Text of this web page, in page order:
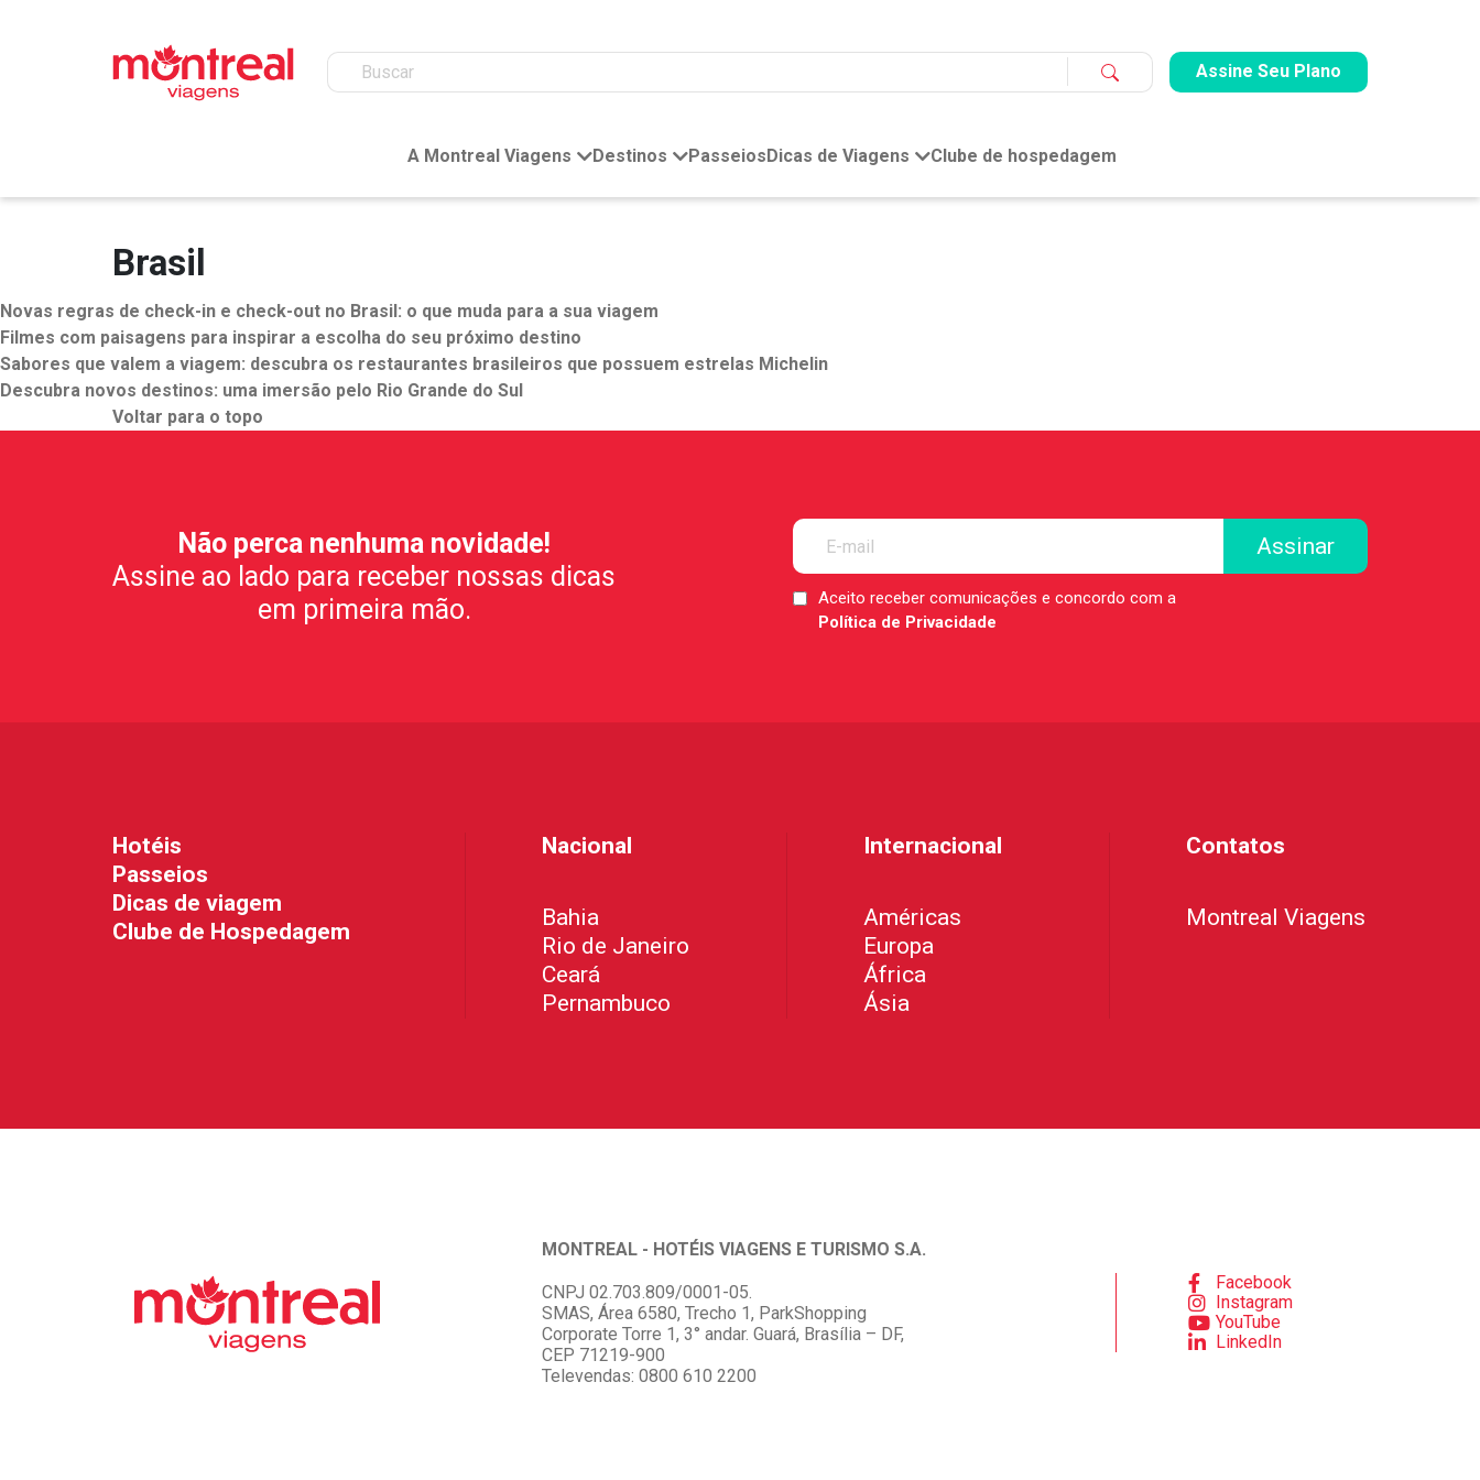
Assine Seu Plano
A Montreal Viagens Destinos Passeios Dicas de Viagens Clube de hospedagem
Brasil
Novas regras de check-in e check-out no Brasil: o que muda para a sua viagem
Filmes com paisagens para inspirar a escolha do seu próximo destino
Sabores que valem a viagem: descubra os restaurantes brasileiros que possuem estrelas Michelin
Descubra novos destinos: uma imersão pelo Rio Grande do Sul
Voltar para o topo
Não perca nenhuma novidade!
Assine ao lado para receber nossas dicas
em primeira mão.
LGPDAceito receber comunicações e concordo com a
Política de Privacidade
Hotéis
Passeios
Dicas de viagem
Clube de Hospedagem
Nacional
Bahia
Rio de Janeiro
Ceará
Pernambuco
Internacional
Américas
Europa
África
Ásia
Contatos
Montreal Viagens
MONTREAL - HOTÉIS VIAGENS E TURISMO S.A.
CNPJ 02.703.809/0001-05.
SMAS, Área 6580, Trecho 1, ParkShopping
Corporate Torre 1, 3° andar. Guará, Brasília – DF,
CEP 71219-900
Televendas: 0800 610 2200
Facebook
Instagram
YouTube
LinkedIn